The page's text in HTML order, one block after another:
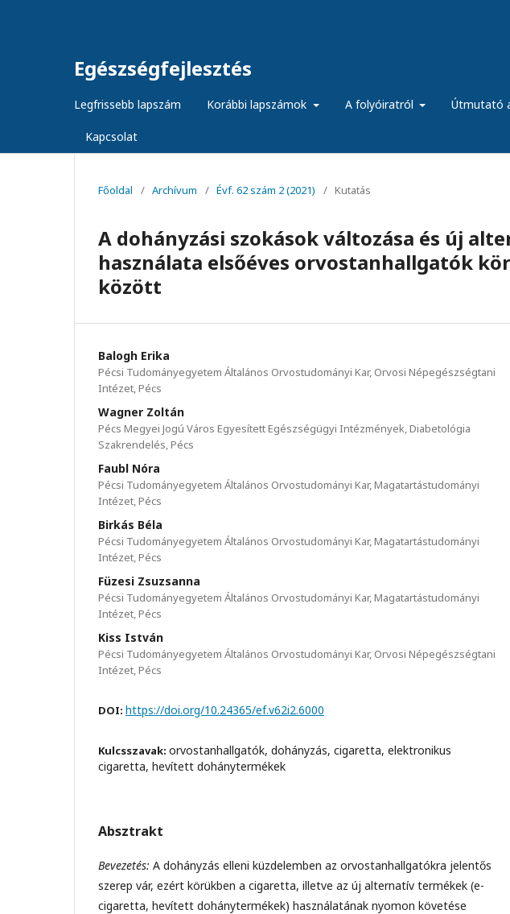
Egészségfejlesztés
Legfrissebb lapszám Korábbi lapszámok A folyóiratról Útmutató
Kapcsolat
Főoldal / Archívum / Évf. 62 szám 2 (2021) / Kutatás
A dohányzási szokások változása és új
használata elsőéves orvostanhallgatók
között
Balogh Erika
Pécsi Tudományegyetem Általános Orvostudományi Kar, Orvosi Népegészségtani
Intézet, Pécs
Wagner Zoltán
Pécs Megyei Jogú Város Egyesített Egészségügyi Intézmények, Diabetológia
Szakrendelés, Pécs
Faubl Nóra
Pécsi Tudományegyetem Általános Orvostudományi Kar, Magatartástudományi
Intézet, Pécs
Birkás Béla
Pécsi Tudományegyetem Általános Orvostudományi Kar, Magatartástudományi
Intézet, Pécs
Füzesi Zsuzsanna
Pécsi Tudományegyetem Általános Orvostudományi Kar, Magatartástudományi
Intézet, Pécs
Kiss István
Pécsi Tudományegyetem Általános Orvostudományi Kar, Orvosi Népegészségtani
Intézet, Pécs
DOI: https://doi.org/10.24365/ef.v62i2.6000
Kulcsszavak: orvostanhallgatók, dohányzás, cigaretta, elektronikus
cigaretta, hevített dohánytermékek
Absztrakt
Bevezetés: A dohányzás elleni küzdelemben az orvostanhallgatókra jelentős
szerep vár, ezért körükben a cigaretta, illetve az új alternatív termékek (e-
cigaretta, hevített dohánytermékek) használatának nyomon követése